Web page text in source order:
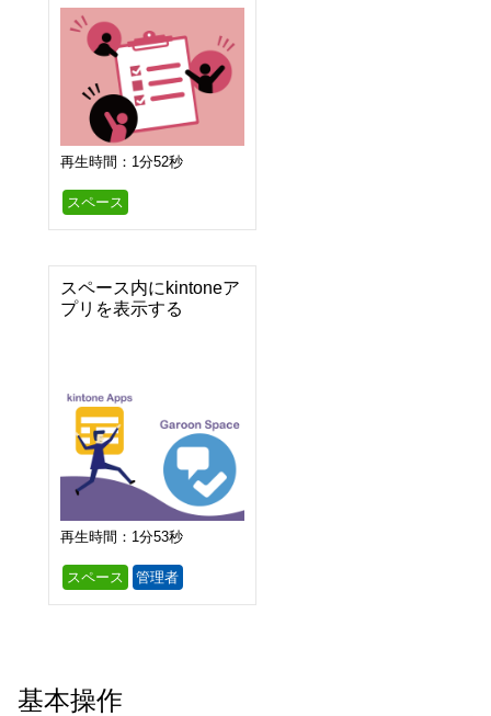
再生時間：1分52秒
スペース
スペース内にkintoneア
プリを表示する
再生時間：1分53秒
スペース 管理者
基本操作